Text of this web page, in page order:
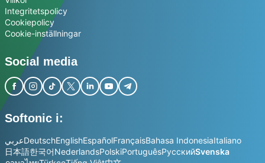
Integritetspolicy
Cookiepolicy
Cookie-inställningar
Social media
Softonic i:
عربيDeutschEnglishEspañolFrançaisBahasa IndonesiaItaliano
日本語한국어NederlandsPolskiPortuguêsРусскийSvenska